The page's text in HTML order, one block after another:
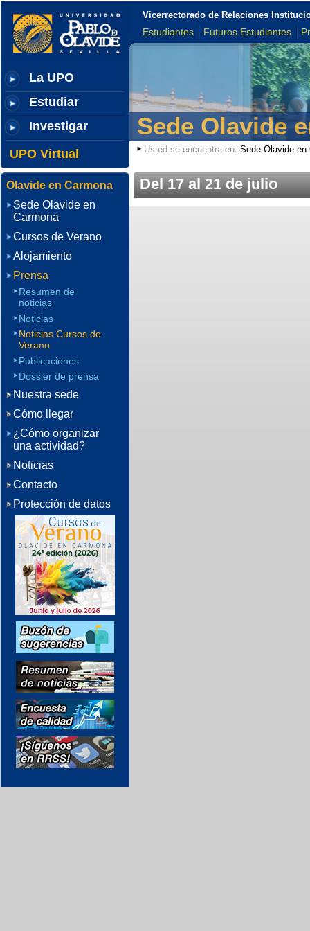
La UPO
Estudiar
Investigar
UPO Virtual
Vicerrectorado de Relaciones
Estudiantes Futuros Estudiantes
Sede Olavide
Usted se encuentra en: Sede Olavide en
Del 17 al 21 de julio
Olavide en Carmona
Sede Olavide en
Carmona
Cursos de Verano
Alojamiento
Prensa
Resumen de
noticias
Noticias
Noticias Cursos de
Verano
Publicaciones
Dossier de prensa
Nuestra sede
Cómo llegar
¿Cómo organizar
una actividad?
Noticias
Contacto
Protección de datos